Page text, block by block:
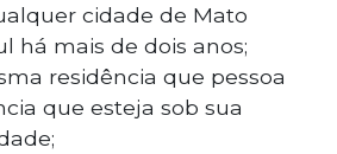
cidade de Mato
há mais de dois anos;
residência que pessoa
que esteja sob sua